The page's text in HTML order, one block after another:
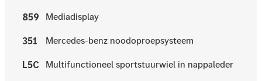
859 Mediadisplay
351 Mercedes-benz noodoproepsysteem
L5C Multifunctioneel sportstuurwiel in nappaleder